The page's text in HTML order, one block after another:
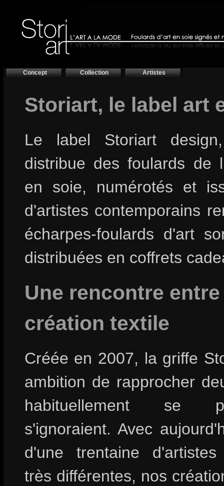
Concept Collection Artistes
Storiart, le label art
Le label Storiart
distribue des foulards de
en soie, numérotés et
d'artistes contemporains
écharpes-foulards d'art
distribuées en coffrets
Une rencontre
création textile
Créée en 2007, la griffe
ambition de rapprocher
habituellement se
s'ignoraient. Avec
d'une trentaine d'artistes
très différentes, nos